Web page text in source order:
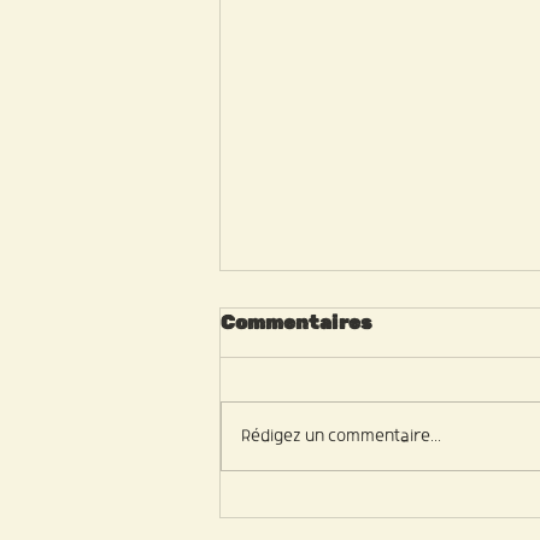
Commentaires
Rédigez un commentaire...